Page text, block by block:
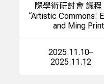
際學術研討會 議
“Artistic Commons:
and Ming
2025.11.10–
2025.11.12